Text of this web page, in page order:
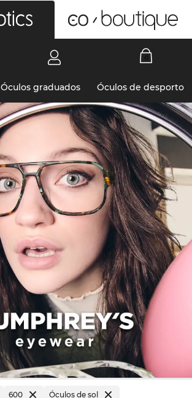
Óculos graduados Óculos de desporto
600 Óculos de sol